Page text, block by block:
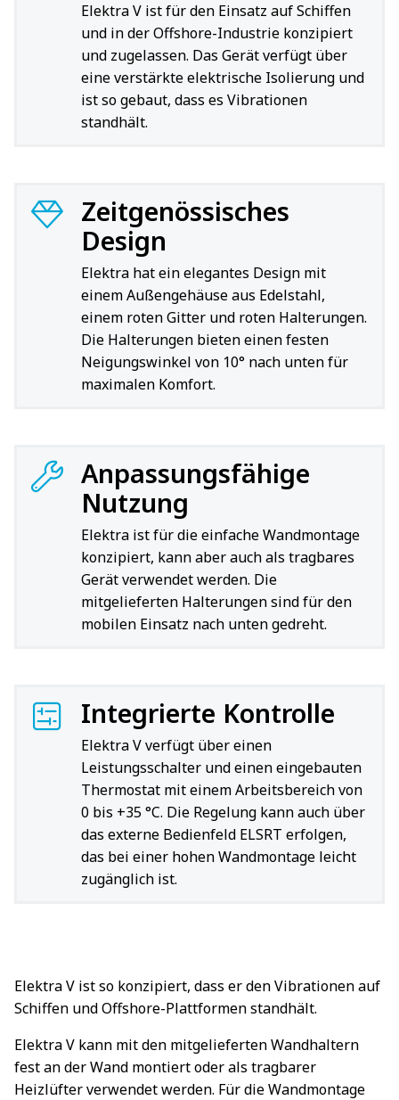
Elektra V ist für den Einsatz auf Schiffen
und in der Offshore-Industrie konzipiert
und zugelassen. Das Gerät verfügt über
eine verstärkte elektrische Isolierung und
ist so gebaut, dass es Vibrationen
standhält.
Zeitgenössisches
Design
Elektra hat ein elegantes Design mit
einem Außengehäuse aus Edelstahl,
einem roten Gitter und roten Halterungen.
Die Halterungen bieten einen festen
Neigungswinkel von 10° nach unten für
maximalen Komfort.
Anpassungsfähige
Nutzung
Elektra ist für die einfache Wandmontage
konzipiert, kann aber auch als tragbares
Gerät verwendet werden. Die
mitgelieferten Halterungen sind für den
mobilen Einsatz nach unten gedreht.
Integrierte Kontrolle
Elektra V verfügt über einen
Leistungsschalter und einen eingebauten
Thermostat mit einem Arbeitsbereich von
0 bis +35 °C. Die Regelung kann auch über
das externe Bedienfeld ELSRT erfolgen,
das bei einer hohen Wandmontage leicht
zugänglich ist.
Elektra V ist so konzipiert, dass er den Vibrationen auf
Schiffen und Offshore-Plattformen standhält.
Elektra V kann mit den mitgelieferten Wandhaltern
fest an der Wand montiert oder als tragbarer
Heizlüfter verwendet werden. Für die Wandmontage